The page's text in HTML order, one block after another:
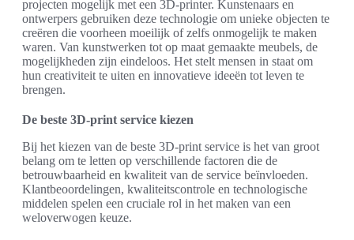
projecten mogelijk met een 3D-printer. Kunstenaars en
ontwerpers gebruiken deze technologie om unieke objecten te
creëren die voorheen moeilijk of zelfs onmogelijk te maken
waren. Van kunstwerken tot op maat gemaakte meubels, de
mogelijkheden zijn eindeloos. Het stelt mensen in staat om
hun creativiteit te uiten en innovatieve ideeën tot leven te
brengen.
De beste 3D-print service kiezen
Bij het kiezen van de beste 3D-print service is het van groot
belang om te letten op verschillende factoren die de
betrouwbaarheid en kwaliteit van de service beïnvloeden.
Klantbeoordelingen, kwaliteitscontrole en technologische
middelen spelen een cruciale rol in het maken van een
weloverwogen keuze.